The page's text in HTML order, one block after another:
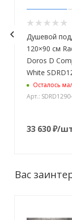
Душевой
120×90 см
Doros D
White
Осталось
Арт.:
33 630₽/
Вас